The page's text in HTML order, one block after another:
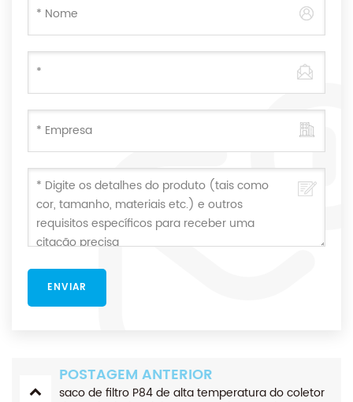
POSTAGEM ANTERIOR
saco de filtro P84 de alta temperatura do coletor